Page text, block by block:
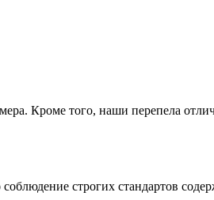
Кроме того, наши перепела
строгих стандартов